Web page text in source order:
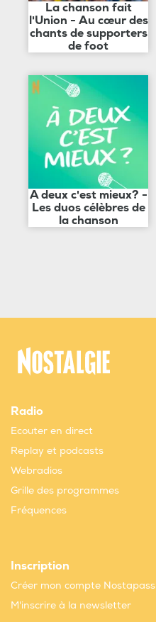
La chanson fait
l'Union - Au cœur des
chants de supporters
de foot
A deux c'est mieux? -
Les duos célèbres de
la chanson
Radio
Ecouter en direct
Replay et podcasts
Webradios
Grille des programmes
Fréquences
Inscription
Créer mon compte Nostapass
M'inscrire à la newsletter